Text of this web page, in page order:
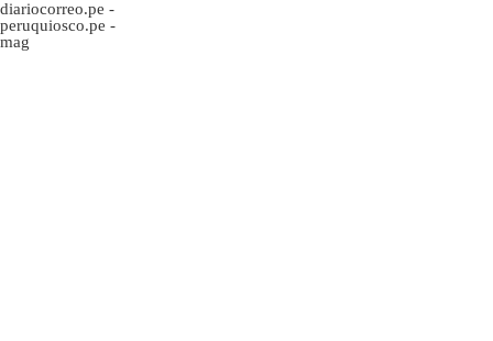
diariocorreo.pe -
peruquiosco.pe -
mag